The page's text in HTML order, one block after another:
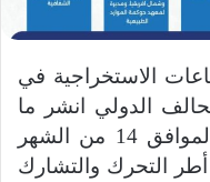
الاستخراجية في
الدولي انشر ما
تنفع (PWYP) يوم غدا الاثنين الموافق 14 من الشهر
التحرك والتشارك